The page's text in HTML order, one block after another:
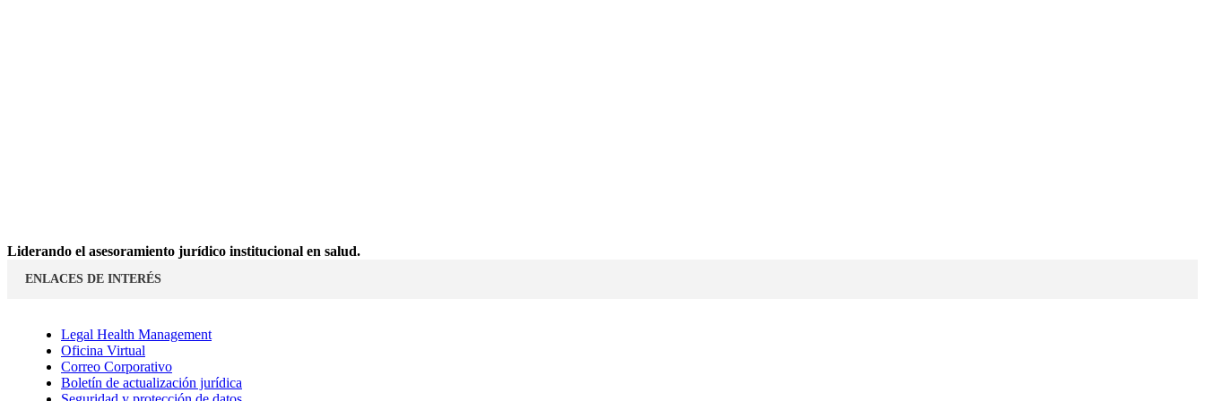
Liderando el asesoramiento jurídico institucional en salud.
ENLACES DE INTERÉS
Legal Health Management
Oficina Virtual
Correo Corporativo
Boletín de actualización jurídica